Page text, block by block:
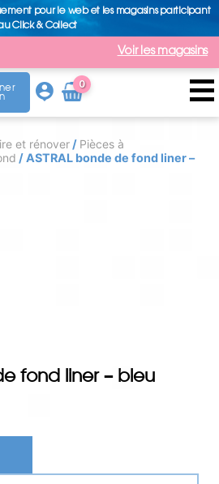
pour le web et les magasins participant
Click & Collect
Voir les magasins
0
Arti
cle
et rénover/ Pièces à
/ ASTRAL bonde de fond liner –
fond liner – bleu